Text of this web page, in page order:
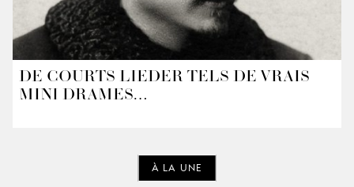
DE COURTS LIEDER TELS DE VRAIS
MINI-DRAMES…
À LA UNE